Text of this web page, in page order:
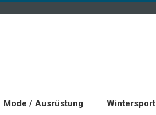
Mode / Ausrüstung Wintersport